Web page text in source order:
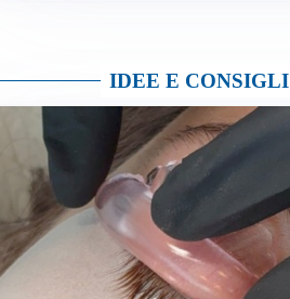
IDEE E CONSIGLI